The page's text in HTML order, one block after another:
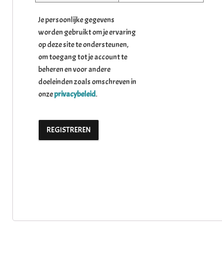
Je persoonlijke gegevens
worden gebruikt om je ervaring
op deze site te ondersteunen,
om toegang tot je account te
beheren en voor andere
doeleinden zoals omschreven in
onzeprivacybeleid.
REGISTREREN